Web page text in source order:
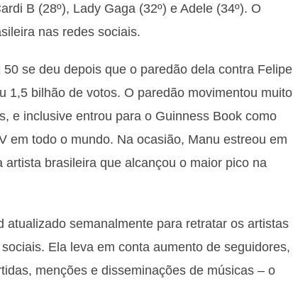
B (28º), Lady Gaga (32º) e Adele (34º). O
nas redes sociais.
se deu depois que o paredão dela contra Felipe
1,5 bilhão de votos. O paredão movimentou muito
e inclusive entrou para o Guinness Book como
em todo o mundo. Na ocasião, Manu estreou em
brasileira que alcançou o maior pico na
atualizado semanalmente para retratar os artistas
Ela leva em conta aumento de seguidores,
menções e disseminações de músicas – o